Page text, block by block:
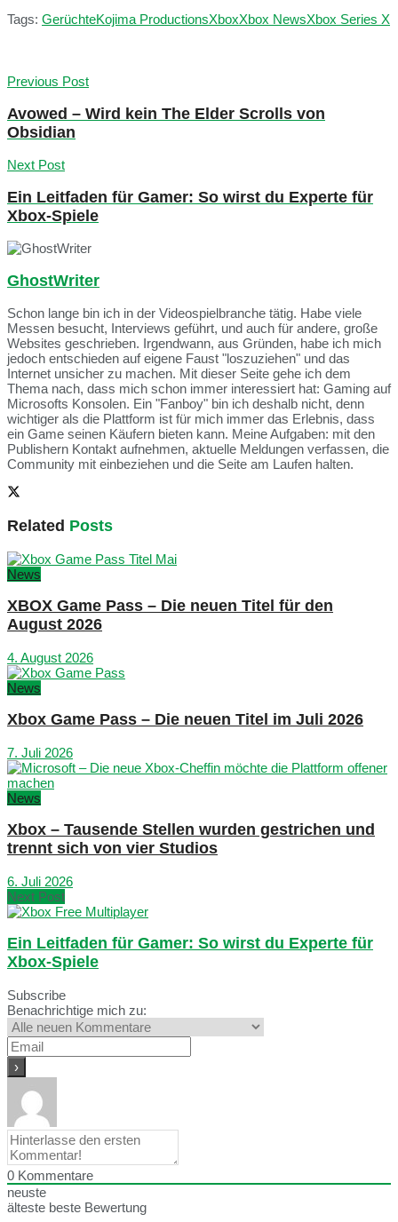
Tags: GerüchteKojima ProductionsXboxXbox NewsXbox Series X
Previous Post
Avowed – Wird kein The Elder Scrolls von
Obsidian
Next Post
Ein Leitfaden für Gamer: So wirst du Experte für
Xbox-Spiele
GhostWriter
Schon lange bin ich in der Videospielbranche tätig. Habe viele
Messen besucht, Interviews geführt, und auch für andere, große
Websites geschrieben. Irgendwann, aus Gründen, habe ich mich
jedoch entschieden auf eigene Faust "loszuziehen" und das
Internet unsicher zu machen. Mit dieser Seite gehe ich dem
Thema nach, dass mich schon immer interessiert hat: Gaming auf
Microsofts Konsolen. Ein "Fanboy" bin ich deshalb nicht, denn
wichtiger als die Plattform ist für mich immer das Erlebnis, dass
ein Game seinen Käufern bieten kann. Meine Aufgaben: mit den
Publishern Kontakt aufnehmen, aktuelle Meldungen verfassen, die
Community mit einbeziehen und die Seite am Laufen halten.
Related Posts
News
XBOX Game Pass – Die neuen Titel für den
August 2026
4. August 2026
News
Xbox Game Pass – Die neuen Titel im Juli 2026
7. Juli 2026
News
Xbox – Tausende Stellen wurden gestrichen und
trennt sich von vier Studios
6. Juli 2026
Next Post
Ein Leitfaden für Gamer: So wirst du Experte für
Xbox-Spiele
Subscribe
Benachrichtige mich zu:
0 Kommentare
neuste
älteste beste Bewertung